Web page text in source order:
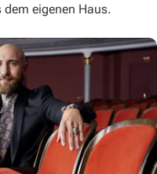
eigenen Haus.